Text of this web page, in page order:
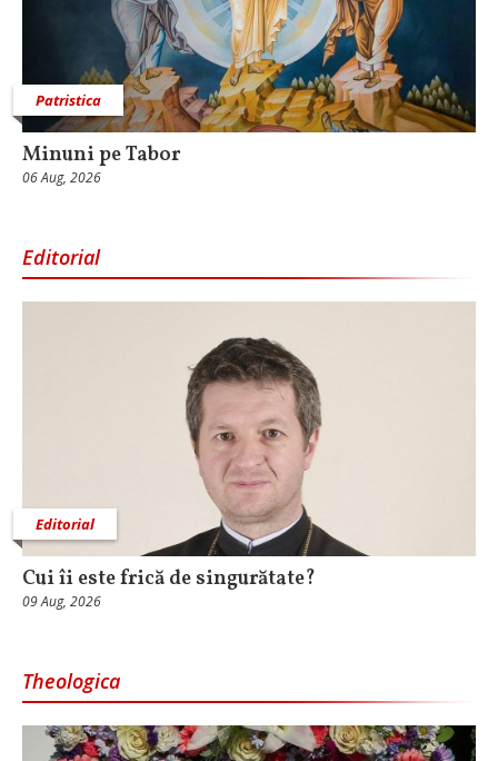
Patristica
Minuni pe Tabor
06 Aug, 2026
Editorial
Editorial
Cui îi este frică de singurătate?
09 Aug, 2026
Theologica